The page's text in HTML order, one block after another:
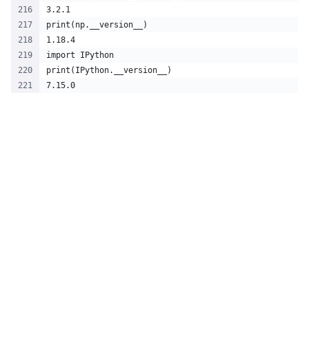
3.2.1
print(np.__version__)
1.18.4
import IPython
print(IPython.__version__)
7.15.0